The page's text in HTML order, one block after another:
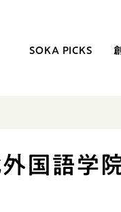
SOKA PICKS
学会永遠の五指針
外国語学